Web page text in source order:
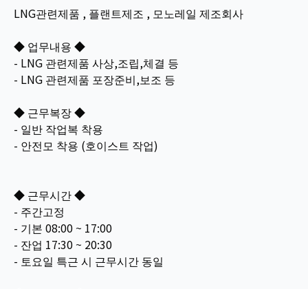
LNG관련제품 , 플랜트제조 , 모노레일 제조회사
◆ 업무내용 ◆
- LNG 관련제품 사상,조립,체결 등
- LNG 관련제품 포장준비,보조 등
◆ 근무복장 ◆
- 일반 작업복 착용
- 안전모 착용 (호이스트 작업)
◆ 근무시간 ◆
- 주간고정
- 기본 08:00 ~ 17:00
- 잔업 17:30 ~ 20:30
- 토요일 특근 시 근무시간 동일